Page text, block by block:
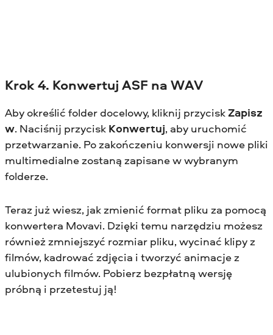
Krok 4. Konwertuj ASF na WAV
Aby określić folder docelowy, kliknij przycisk Zapisz
w. Naciśnij przycisk Konwertuj, aby uruchomić
przetwarzanie. Po zakończeniu konwersji nowe pliki
multimedialne zostaną zapisane w wybranym
folderze.
Teraz już wiesz, jak zmienić format pliku za pomocą
konwertera Movavi. Dzięki temu narzędziu możesz
również zmniejszyć rozmiar pliku, wycinać klipy z
filmów, kadrować zdjęcia i tworzyć animacje z
ulubionych filmów. Pobierz bezpłatną wersję
próbną i przetestuj ją!